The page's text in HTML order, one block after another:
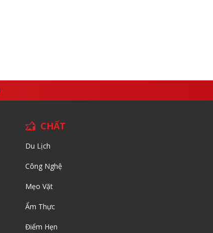
CHẤT
Du Lịch
Công Nghệ
Mẹo Vặt
Ẩm Thực
Điểm Hẹn